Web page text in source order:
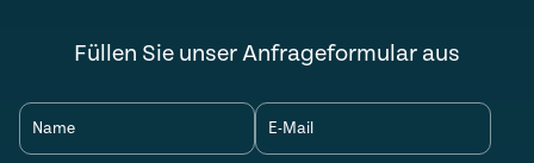
Füllen Sie unser Anfrageformular aus
Name E-Mail